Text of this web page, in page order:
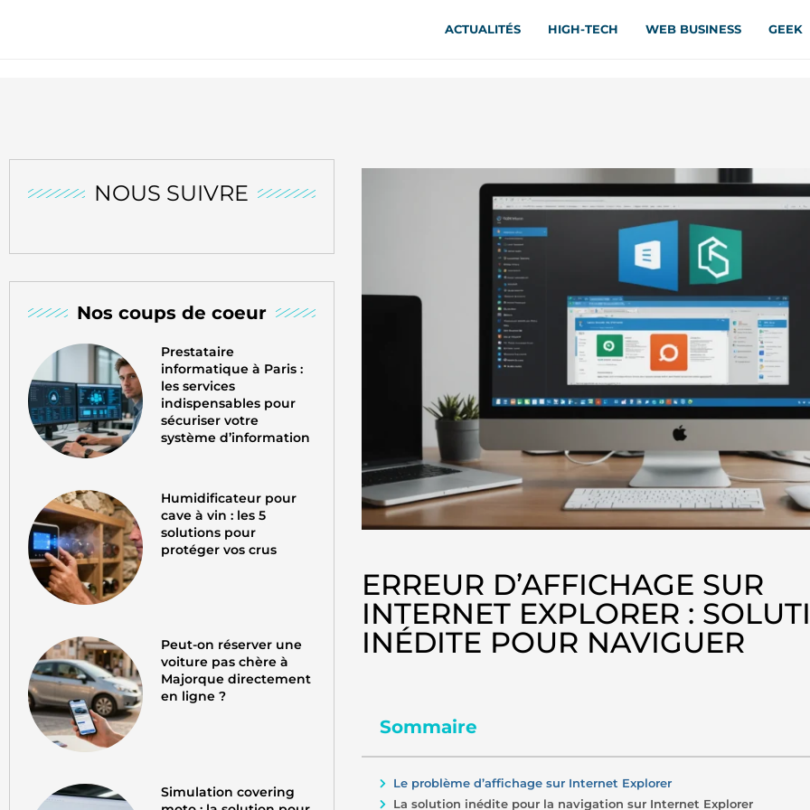
ACTUALITÉS HIGH-TECH WEB BUSINESS GEEK
NOUS SUIVRE
Nos coups de coeur
Prestataire
informatique à Paris :
les services
indispensables pour
sécuriser votre
système d’information
Humidificateur pour
cave à vin : les 5
solutions pour
protéger vos crus
Peut-on réserver une
voiture pas chère à
Majorque directement
en ligne ?
Simulation covering
ERREUR D’AFFICHAGE SUR
INTERNET EXPLORER :
INÉDITE POUR NAVIGUER
Sommaire
Le problème d’affichage sur Internet Explorer
La solution inédite pour la navigation sur Internet Explorer